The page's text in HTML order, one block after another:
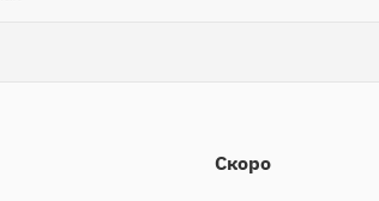
Скоро